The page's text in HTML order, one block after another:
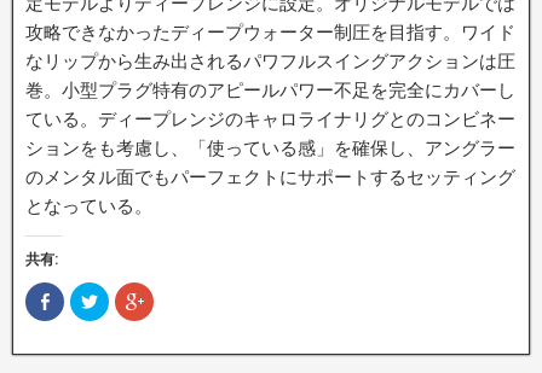
攻略できなかったディープウォーター制圧を目指す。ワイド
なリップから生み出され­るパワフルスイングアクションは圧
巻。小型プラグ特有のアピールパワー不足を完全にカ­バーし
ている。ディープレンジのキャロライナリグとのコンビネー
ションをも考慮し、「­使っている感」を確保し、アングラー
のメンタル面でもパーフェクトにサポートするセッ­ティング
となっている。
共有:
F
a
b
ク
リ
し
ク
リ
し